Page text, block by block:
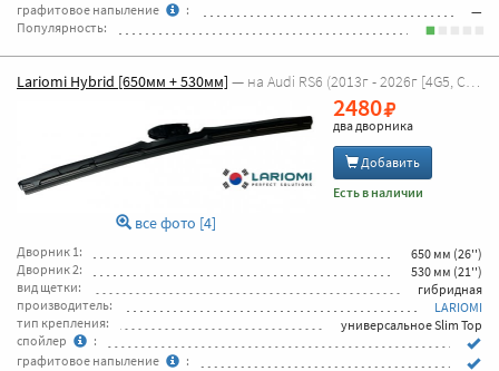
графитовое напыление
:
—
Популярность:
Lariomi Hybrid [650мм + 530мм] — на Audi RS6 (2013г - 2026г [4G5, C7 универсал] )
все фото [4]
2480
два дворника
Добавить
Есть в наличии
Дворник 1:
650 мм (26'')
Дворник 2:
530 мм (21'')
вид щетки:
гибридная
производитель:
LARIOMI
тип крепления:
универсальное Slim Top
спойлер
:
графитовое напыление
: